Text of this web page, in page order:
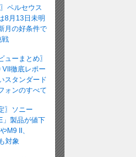
ペルセウス
8月13日未明
月の好条件で
戦
ューまとめ〗
徹底レポー
スタンダード
ォンのすべて
〗ソニー
」製品が値下
M9 II、
対象